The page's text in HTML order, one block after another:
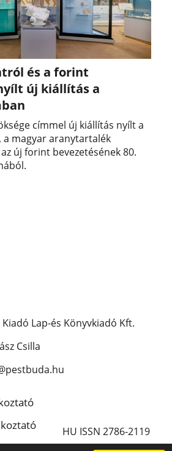
és a forint
új kiállítás a
címmel új kiállítás nyílt a
a magyar aranytartalék
új forint bevezetésének 80.
Lap-és Könyvkiadó Kft.
Csilla
HU ISSN 2786-2119